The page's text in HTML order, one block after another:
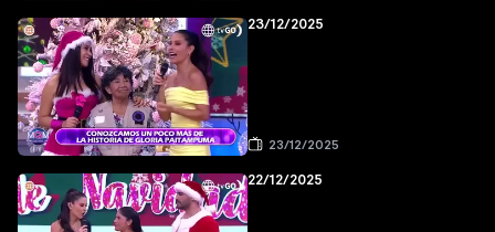
23/12/2025
23/12/2025
22/12/2025